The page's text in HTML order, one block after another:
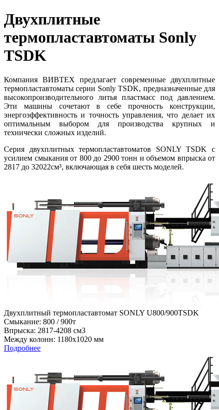
Двухплитные
термопластавтоматы Sonly
TSDK
Компания ВИВТЕХ предлагает современные двухплитные
термопластавтоматы серии Sonly TSDK, предназначенные для
высокопроизводительного литья пластмасс под давлением.
Эти машины сочетают в себе прочность конструкции,
энергоэффективность и точность управления, что делает их
оптимальным выбором для производства крупных и
технически сложных изделий.
Серия двухплитных термопластавтоматов SONLY TSDK с
усилием смыкания от 800 до 2900 тонн и объемом впрыска от
2817 до 32022см³, включающая в себя шесть моделей.
Двухплитный термопластавтомат SONLY U800/900TSDK
Cмыкание: 800 / 900т
Впрыска: 2817-4208 см3
Между колонн: 1180х1020 мм
Подробнее